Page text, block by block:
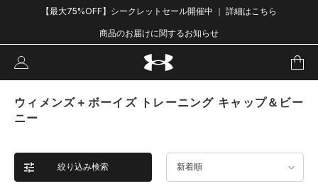
【最大75%OFF】シークレットセール開催中 ｜ 詳細はこちら
商品のお届けに関するお知らせ
ウィメンズ＋ボーイズ トレーニング キャップ＆ビー
ニー
絞り込み検索 新着順